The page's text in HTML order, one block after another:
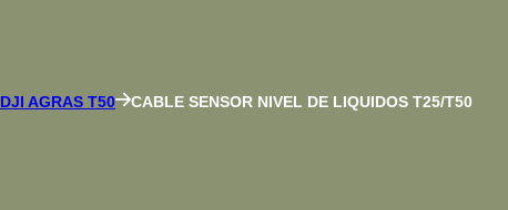
DJI AGRAS T50 CABLE SENSOR NIVEL DE LIQUIDOS T25/T50